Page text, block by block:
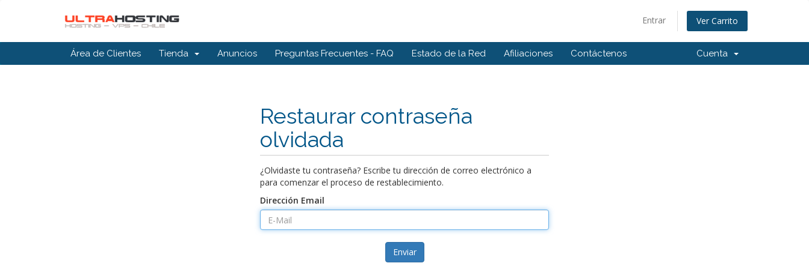
Entrar Ver Carrito
Área de Clientes Tienda Anuncios Preguntas Frecuentes - FAQ Estado de la Red Afiliaciones Contáctenos Cuenta
Restaurar contraseña
olvidada
¿Olvidaste tu contraseña? Escribe tu dirección de correo electrónico a
para comenzar el proceso de restablecimiento.
Dirección Email
Enviar